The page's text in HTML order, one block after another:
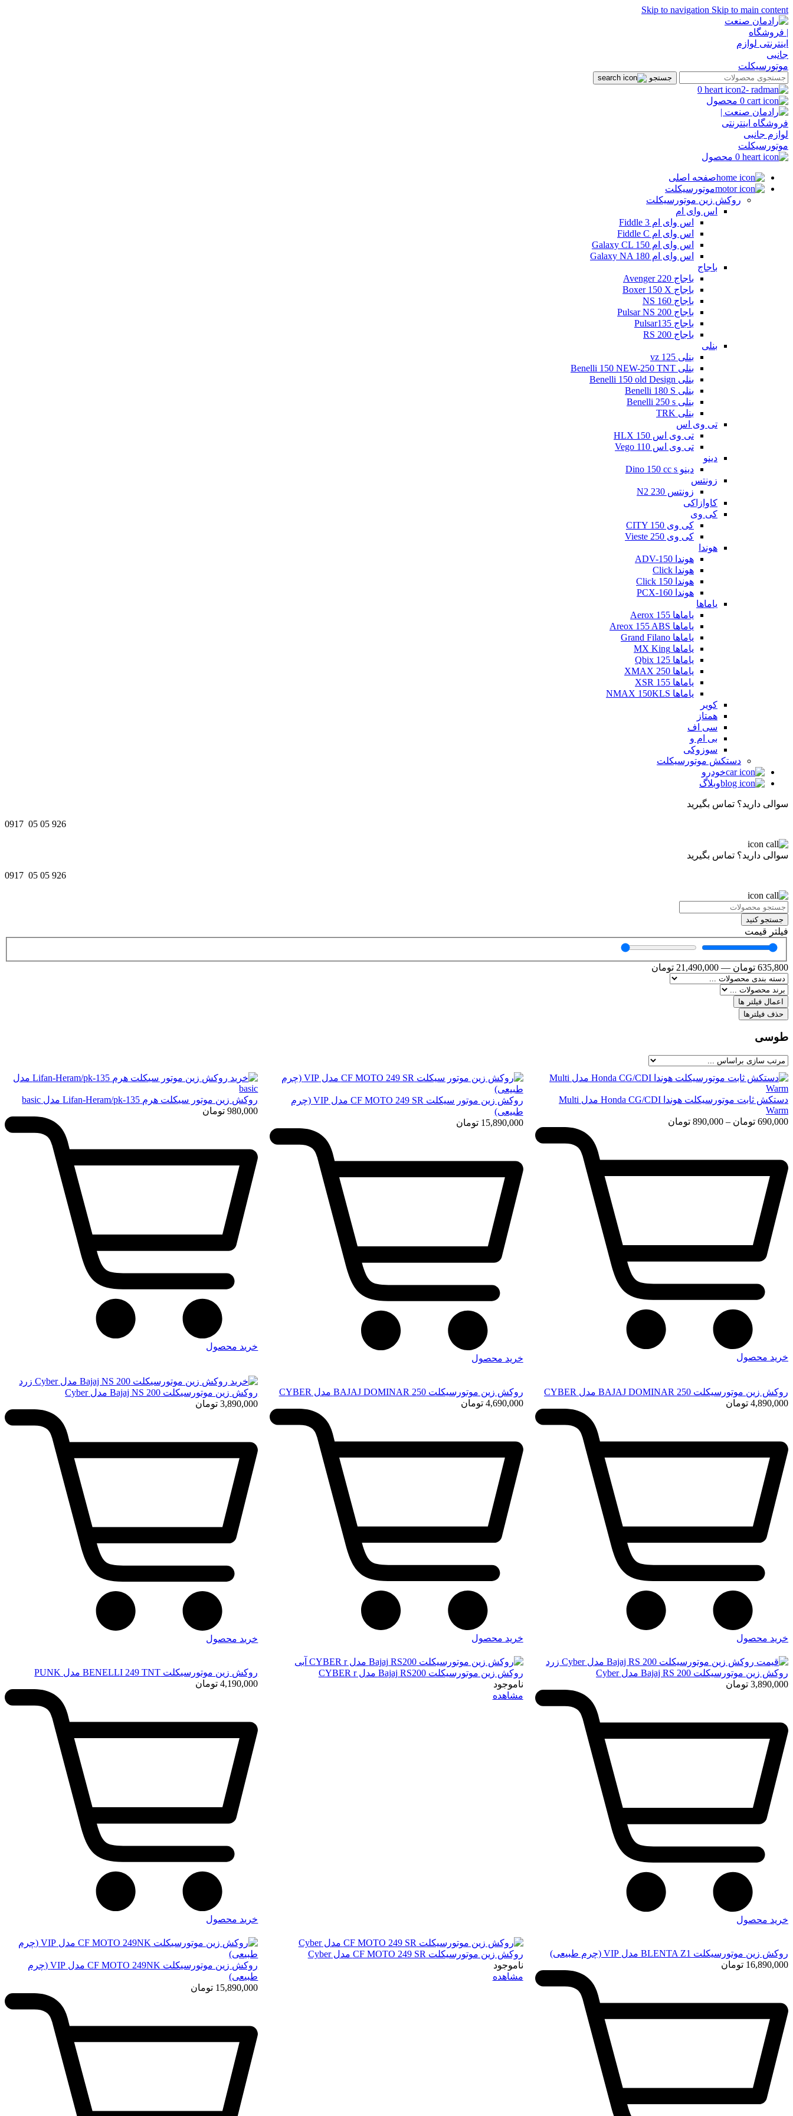
Skip to navigation Skip to main content
جستجو
0
0 محصول
0 محصول
صفحه اصلی
موتورسیکلت
روکش زین موتورسیکلت
اس وای ام
اس وای ام Fiddle 3
اس وای ام Fiddle C
اس وای ام Galaxy CL 150
اس وای ام Galaxy NA 180
باجاج
باجاج Avenger 220
باجاج Boxer 150 X
باجاج NS 160
باجاج Pulsar NS 200
باجاج Pulsar135
باجاج RS 200
بنلی
بنلی 125 vz
بنلی Benelli 150 NEW-250 TNT
بنلی Benelli 150 old Design
بنلی Benelli 180 S
بنلی Benelli 250 s
بنلی TRK
تی وی اس
تی وی اس 150 HLX
تی وی اس Vego 110
دینو
دینو Dino 150 cc s
زونتس
زونتس N2 230
کاوازاکی
کی وی
کی وی CITY 150
کی وی Vieste 250
هوندا
هوندا ADV-150
هوندا Click
هوندا Click 150
هوندا PCX-160
یاماها
یاماها Aerox 155
یاماها Areox 155 ABS
یاماها Grand Filano
یاماها MX King
یاماها Qbix 125
یاماها XMAX 250
یاماها XSR 155
یاماها NMAX 150KLS
کویر
همتاز
سی اف
بی ام و
سوزوکی
دستکش موتورسیکلت
خودرو
وبلاگ
سوالی دارید؟ تماس بگیرید
0917 05 05 926
سوالی دارید؟ تماس بگیرید
0917 05 05 926
جستجو کنید
فیلتر قیمت
635,800 تومان —
21,490,000 تومان
اعمال فیلتر ها
حذف فیلترها
طوسی
دستکش ثابت موتورسیکلت هوندا Honda CG/CDI مدل Multi
Warm
690,000 تومان –
890,000 تومان
خرید محصول
روکش زین موتور سیکلت CF MOTO 249 SR مدل VIP (چرم
طبیعی)
15,890,000 تومان
خرید محصول
روکش زین موتور سیکلت هرم Lifan-Heram/pk-135 مدل basic
980,000 تومان
خرید محصول
روکش زین موتورسیکلت BAJAJ DOMINAR 250 مدل CYBER
4,890,000 تومان
خرید محصول
روکش زین موتورسیکلت BAJAJ DOMINAR 250 مدل CYBER
4,690,000 تومان
خرید محصول
روکش زین موتورسیکلت Bajaj NS 200 مدل Cyber
3,890,000 تومان
خرید محصول
روکش زین موتورسیکلت Bajaj RS 200 مدل Cyber
3,890,000 تومان
خرید محصول
روکش زین موتورسیکلت Bajaj RS200 مدل CYBER r
ناموجود
مشاهده
روکش زین موتورسیکلت BENELLI 249 TNT مدل PUNK
4,190,000 تومان
خرید محصول
روکش زین موتورسیکلت BLENTA Z1 مدل VIP (چرم طبیعی)
16,890,000 تومان
روکش زین موتورسیکلت CF MOTO 249 SR مدل Cyber
ناموجود
مشاهده
روکش زین موتورسیکلت CF MOTO 249NK مدل VIP (چرم
طبیعی)
15,890,000 تومان